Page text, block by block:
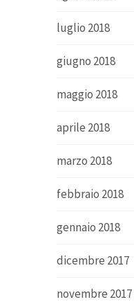
luglio 2018
giugno 2018
maggio 2018
aprile 2018
marzo 2018
febbraio 2018
gennaio 2018
dicembre 2017
novembre 2017